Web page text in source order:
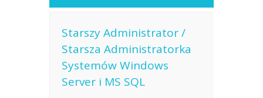
Starszy Administrator /
Starsza Administratorka
Systemów Windows
Server i MS SQL